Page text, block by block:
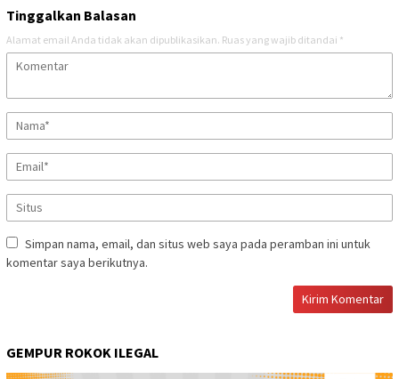
Tinggalkan Balasan
Alamat email Anda tidak akan dipublikasikan. Ruas yang wajib ditandai *
Simpan nama, email, dan situs web saya pada peramban ini untuk
komentar saya berikutnya.
GEMPUR ROKOK ILEGAL